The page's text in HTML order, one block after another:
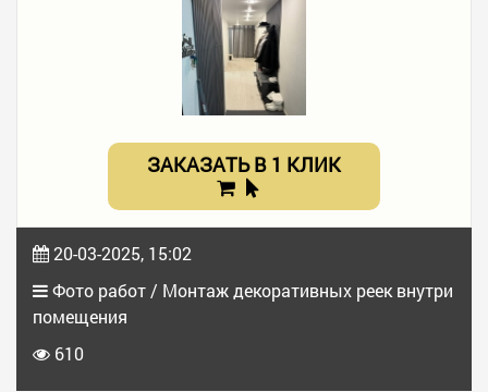
ЗАКАЗАТЬ В 1 КЛИК
20-03-2025, 15:02
Фото работ / Монтаж декоративных реек внутри
помещения
610